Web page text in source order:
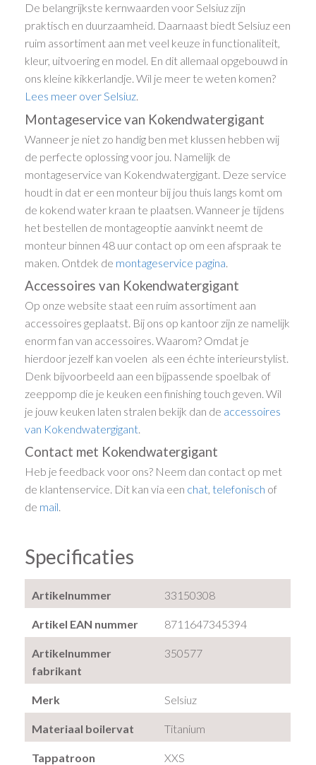
De belangrijkste kernwaarden voor Selsiuz zijn
praktisch en duurzaamheid. Daarnaast biedt Selsiuz een
ruim assortiment aan met veel keuze in functionaliteit,
kleur, uitvoering en model. En dit allemaal opgebouwd in
ons kleine kikkerlandje. Wil je meer te weten komen?
Lees meer over Selsiuz.
Montageservice van Kokendwatergigant
Wanneer je niet zo handig ben met klussen hebben wij
de perfecte oplossing voor jou. Namelijk de
montageservice van Kokendwatergigant. Deze service
houdt in dat er een monteur bij jou thuis langs komt om
de kokend water kraan te plaatsen. Wanneer je tijdens
het bestellen de montageoptie aanvinkt neemt de
monteur binnen 48 uur contact op om een afspraak te
maken. Ontdek de montageservice pagina
Accessoires van Kokendwatergigant
Op onze website staat een ruim assortiment aan
accessoires geplaatst. Bij ons op kantoor zijn ze namelijk
enorm fan van accessoires. Waarom? Omdat je
hierdoor jezelf kan voelen als een échte interieurstylist.
Denk bijvoorbeeld aan een bijpassende spoelbak of
zeeppomp die je keuken een finishing touch geven. Wil
je jouw keuken laten stralen bekijk dan de accessoires
van Kokendwatergigant.
Contact met Kokendwatergigant
Heb je feedback voor ons? Neem dan contact op met
de klantenservice. Dit kan via een chat,telefonisch of
de mail.
Specificaties
Artikelnummer 33150308
Artikel EAN nummer 8711647345394
Artikelnummer
fabrikant
350577
Merk Selsiuz
Materiaal boilervat Titanium
Tappatroon XXS